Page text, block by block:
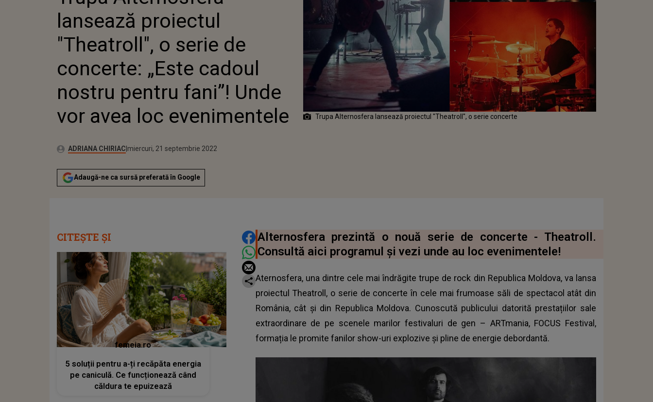
PENTRU FANI”! UNDE VOR AVEA LOC
EVENIMENTELE
lansează proiectul
"Theatroll", o serie de
concerte: „Este cadoul
nostru pentru fani”! Unde
vor avea loc evenimentele
Autor:ADRIANA CHIRIAC Publicat:
miercuri, 21 septembrie 2022
Adaugă-ne ca sursă preferată în Google
Trupa Alternosfera lansează proiectul "Theatroll", o serie concerte
DISTRIBUIE ARTICOLUL
Alternosfera prezintă o nouă serie de concerte - Theatroll.
Consultă aici programul și vezi unde au loc evenimentele!
Aternosfera, una dintre cele mai îndrăgite trupe de rock din Republica Moldova, va lansa
proiectul Theatroll, o serie de concerte în cele mai frumoase săli de spectacol atât din
România, cât și din Republica Moldova. Cunoscută publicului datorită prestațiilor sale
extraordinare de pe scenele marilor festivaluri de gen – ARTmania, FOCUS Festival,
formația le promite fanilor show-uri explozive și pline de energie debordantă.
CITEȘTE ȘI
femeia.ro
5 soluții pentru a-ți recăpăta energia
pe caniculă. Ce funcționează când
căldura te epuizează